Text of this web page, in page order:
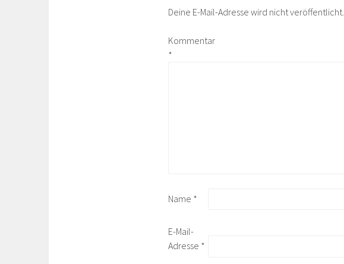
Deine E-Mail-Adresse wird nicht veröffentlicht.
Kommentar
*
Name *
E-Mail-
Adresse *